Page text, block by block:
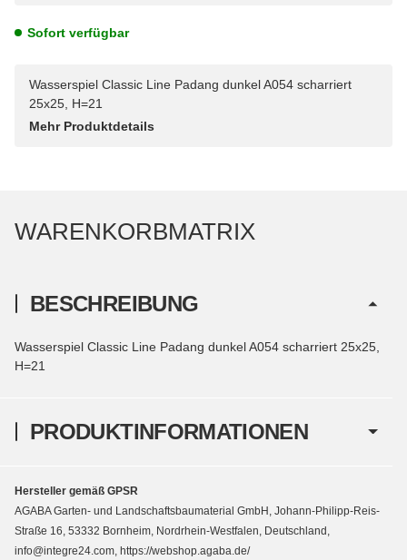
Sofort verfügbar
Wasserspiel Classic Line Padang dunkel A054 scharriert
25x25, H=21
Mehr Produktdetails
WARENKORBMATRIX
PRODUKTINFORMATIONEN
BESCHREIBUNG
Wasserspiel Classic Line Padang dunkel A054 scharriert 25x25,
H=21
Hersteller gemäß GPSR
AGABA Garten- und Landschaftsbaumaterial GmbH, Johann-Philipp-Reis-
Straße 16, 53332 Bornheim, Nordrhein-Westfalen, Deutschland,
info@integre24.com, https://webshop.agaba.de/